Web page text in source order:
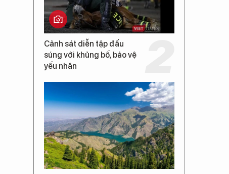
Cảnh sát diễn tập đấu
súng với khủng bố, bảo vệ
yếu nhân